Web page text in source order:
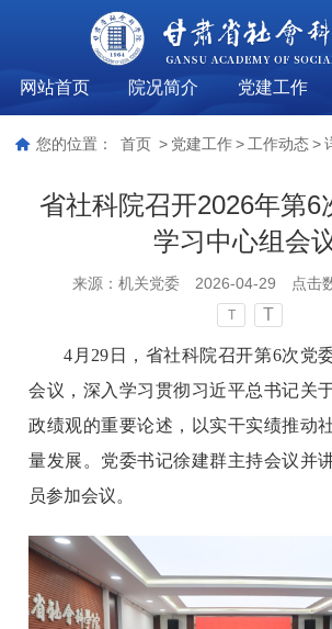
网站首页 院况简介 党建工作
您的位置： 首页 > 党建工作 > 工作动态 >
省社科院召开2026年第6
学习中心组会
来源： 机关党委 2026-04-29 点击
T T
4月29日，省社科院召开第6次党
会议，深入学习贯彻习近平总书记关
政绩观的重要论述，以实干实绩推动
量发展。党委书记徐建群主持会议并
员参加会议。